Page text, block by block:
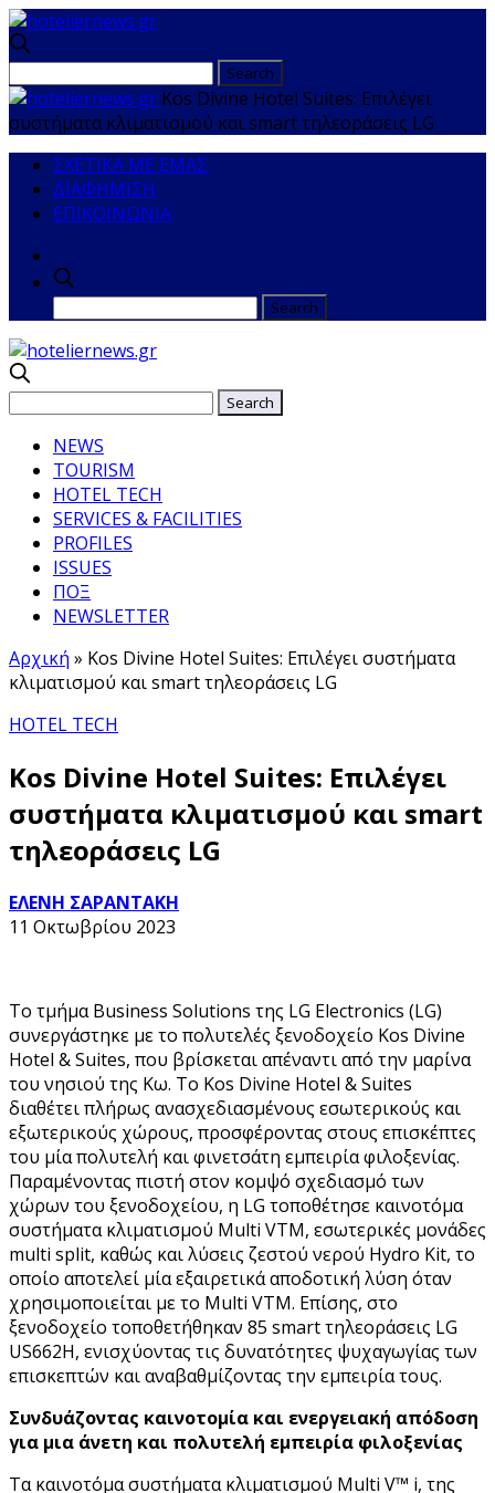
Kos Divine Hotel Suites: Επιλέγει
συστήματα κλιματισμού και smart τηλεοράσεις LG
ΣΧΕΤΙΚΑ ΜΕ ΕΜΑΣ
ΔΙΑΦΗΜΙΣΗ
ΕΠΙΚΟΙΝΩΝΙΑ
NEWS
TOURISM
HOTEL TECH
SERVICES & FACILITIES
PROFILES
ISSUES
ΠΟΞ
NEWSLETTER
Αρχική » Kos Divine Hotel Suites: Επιλέγει συστήματα
κλιματισμού και smart τηλεοράσεις LG
HOTEL TECH
Kos Divine Hotel Suites: Επιλέγει
συστήματα κλιματισμού και smart
τηλεοράσεις LG
ΕΛΕΝΗ ΣΑΡΑΝΤΑΚΗ
11 Οκτωβρίου 2023
Το τμήμα Business Solutions της LG Electronics (LG)
συνεργάστηκε με το πολυτελές ξενοδοχείο Kos Divine
Hotel & Suites, που βρίσκεται απέναντι από την μαρίνα
του νησιού της Κω. Το Kos Divine Hotel & Suites
διαθέτει πλήρως ανασχεδιασμένους εσωτερικούς και
εξωτερικούς χώρους, προσφέροντας στους επισκέπτες
του μία πολυτελή και φινετσάτη εμπειρία φιλοξενίας.
Παραμένοντας πιστή στον κομψό σχεδιασμό των
χώρων του ξενοδοχείου, η LG τοποθέτησε καινοτόμα
συστήματα κλιματισμού Multi VΤΜ, εσωτερικές μονάδες
multi split, καθώς και λύσεις ζεστού νερού Hydro Kit, το
οποίο αποτελεί μία εξαιρετικά αποδοτική λύση όταν
χρησιμοποιείται με το Multi VΤΜ. Επίσης, στο
ξενοδοχείο τοποθετήθηκαν 85 smart τηλεοράσεις LG
US662H, ενισχύοντας τις δυνατότητες ψυχαγωγίας των
επισκεπτών και αναβαθμίζοντας την εμπειρία τους.
Συνδυάζοντας καινοτομία και ενεργειακή απόδοση
για μια άνετη και πολυτελή εμπειρία φιλοξενίας
Τα καινοτόμα συστήματα κλιματισμού Multi V™ i, της